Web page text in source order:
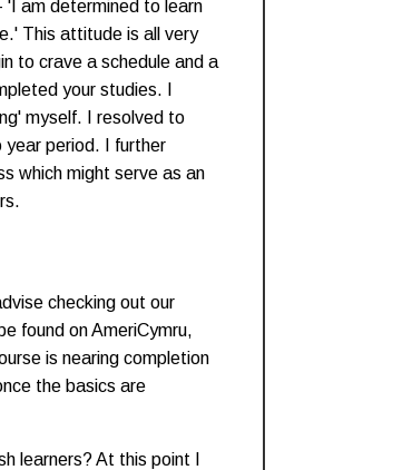
'I am determined to learn
This attitude is all very
to crave a schedule and a
your studies. I
myself. I resolved to
year period. I further
which might serve as an
checking out our
found on AmeriCymru,
is nearing completion
the basics are
learners? At this point I